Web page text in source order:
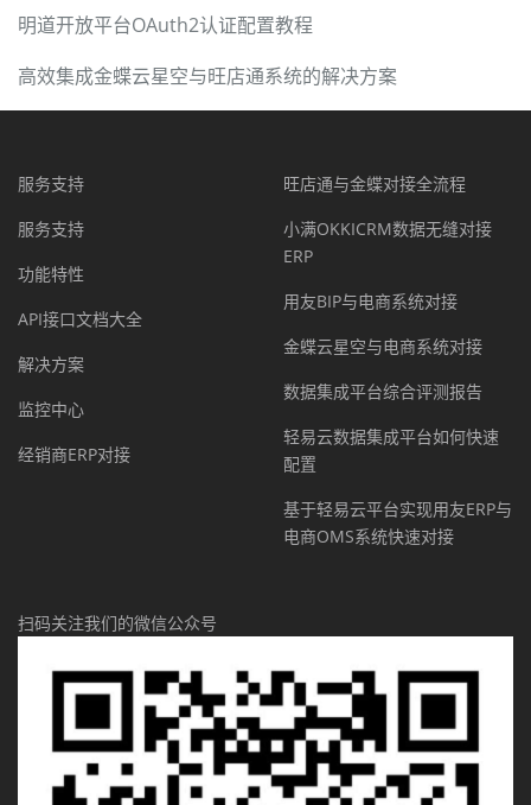
明道开放平台OAuth2认证配置教程
高效集成金蝶云星空与旺店通系统的解决方案
服务支持
服务支持
功能特性
API接口文档大全
解决方案
监控中心
经销商ERP对接
旺店通与金蝶对接全流程
小满OKKICRM数据无缝对接
ERP
用友BIP与电商系统对接
金蝶云星空与电商系统对接
数据集成平台综合评测报告
轻易云数据集成平台如何快速
配置
基于轻易云平台实现用友ERP与
电商OMS系统快速对接
扫码关注我们的微信公众号